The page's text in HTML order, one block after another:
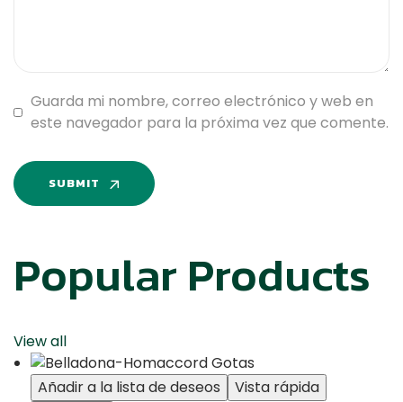
Guarda mi nombre, correo electrónico y web en
este navegador para la próxima vez que comente.
SUBMIT
Popular Products
View all
Añadir a la lista de deseos
Vista rápida